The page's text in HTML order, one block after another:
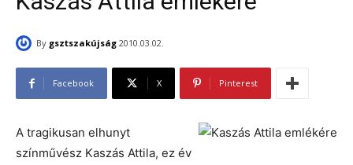
By gsztszakújság 2010.03.02.
Facebook X Pinterest
A tragikusan elhunyt
színművész Kaszás Attila, ez év